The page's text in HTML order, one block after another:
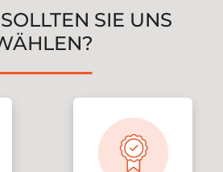
SIE UNS